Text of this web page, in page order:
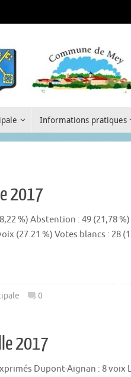
Informations pratiques
2017
%) Abstention : 49 (21,78
(27.21 %) Votes blancs : 28
0
2017
Dupont-Aignan : 8 voix